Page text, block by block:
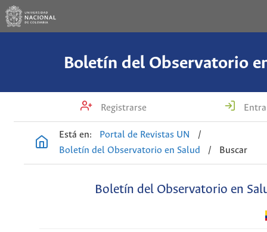
Boletín del Observatorio
Registrarse
Está en: Portal de Revistas UN
/
Boletín del Observatorio en Salud
/ Buscar
Boletín del Observatorio en